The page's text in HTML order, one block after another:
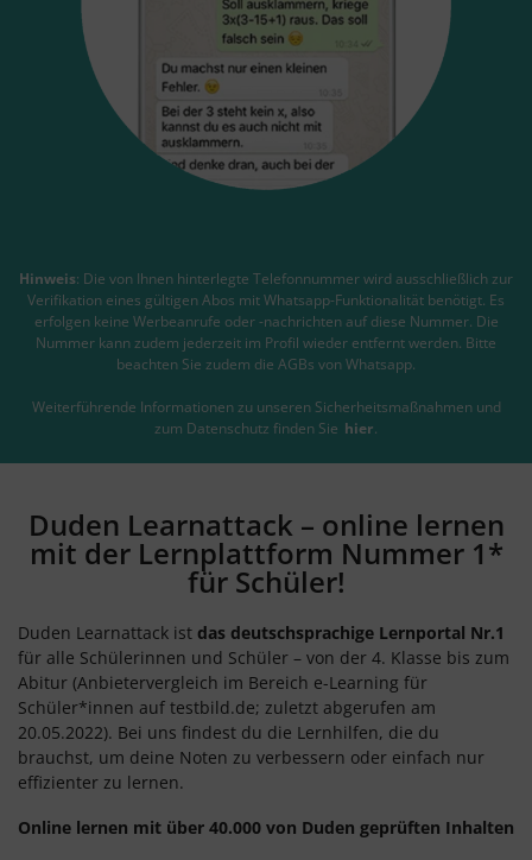
Hinweis: Die von Ihnen hinterlegte Telefonnummer wird ausschließlich zur
Verifikation eines gültigen Abos mit Whatsapp-Funktionalität benötigt. Es
erfolgen keine Werbeanrufe oder -nachrichten auf diese Nummer. Die
Nummer kann zudem jederzeit im Profil wieder entfernt werden. Bitte
beachten Sie zudem die AGBs von Whatsapp.
Weiterführende Informationen zu unseren Sicherheitsmaßnahmen und
zum Datenschutz finden Sie hier.
Duden Learnattack – online lernen
mit der Lernplattform Nummer 1*
für Schüler!
Duden Learnattack ist das deutschsprachige Lernportal Nr.1
für alle Schülerinnen und Schüler – von der 4. Klasse bis zum
Abitur (Anbietervergleich im Bereich e-Learning für
Schüler*innen auf testbild.de; zuletzt abgerufen am
20.05.2022). Bei uns findest du die Lernhilfen, die du
brauchst, um deine Noten zu verbessern oder einfach nur
effizienter zu lernen.
Online lernen mit über 40.000 von Duden geprüften Inhalten